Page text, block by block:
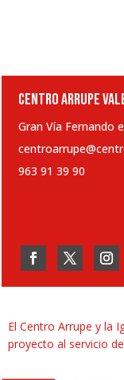
CENTRO ARRUPE
Gran Vía Fernando
963 91 39 90
El Centro Arrupe y la
proyecto al servicio